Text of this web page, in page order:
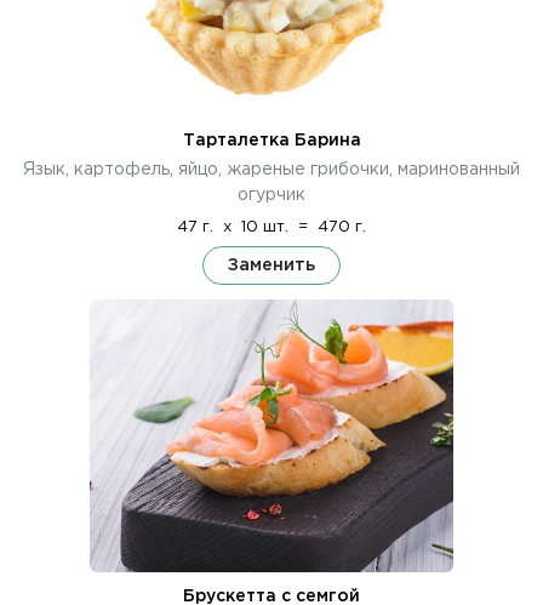
Тарталетка Барина
Язык, картофель, яйцо, жареные грибочки, маринованный
огурчик
47 г. x 10 шт. = 470 г.
Заменить
Брускетта с семгой